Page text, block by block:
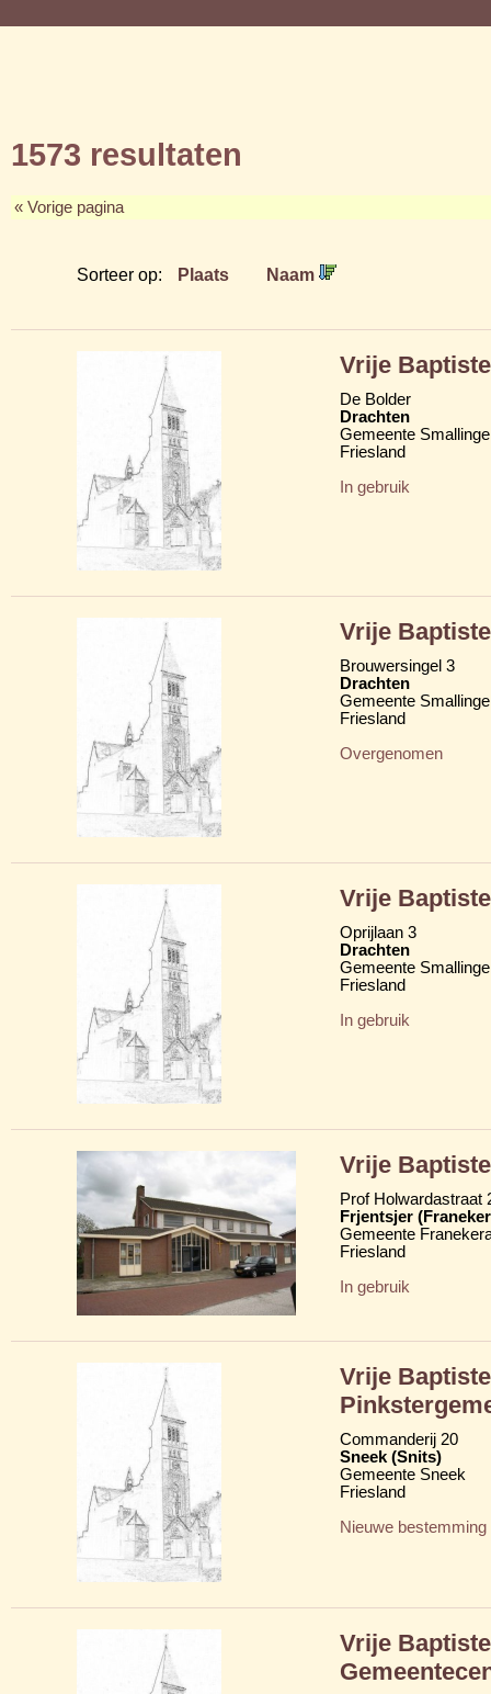
1573 resultaten
« Vorige pagina
Sorteer op: Plaats Naam
Vrije
De Bolder
Drachten
Gemeente
Friesland
In gebruik
Vrije
Brouwersingel 3
Drachten
Gemeente
Friesland
Overgenomen
Vrije
Oprijlaan 3
Drachten
Gemeente
Friesland
In gebruik
Vrije
Prof Holwardastraat
Frjentsjer
Gemeente
Friesland
In gebruik
Vrije
Commanderij 20
Sneek (Snits)
Gemeente Sneek
Friesland
Nieuwe bestemming
Vrije